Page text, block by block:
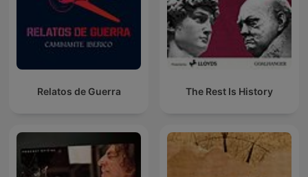
Relatos de Guerra The Rest Is History